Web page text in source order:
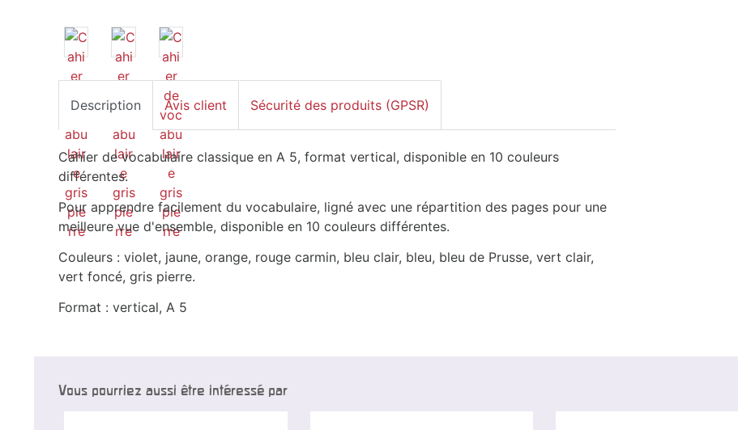
Description Avis client Sécurité des produits (GPSR)
Cahier de vocabulaire classique en A 5, format vertical, disponible en 10 couleurs
différentes.
Pour apprendre facilement du vocabulaire, ligné avec une répartition des pages pour une
meilleure vue d'ensemble, disponible en 10 couleurs différentes.
Couleurs : violet, jaune, orange, rouge carmin, bleu clair, bleu, bleu de Prusse, vert clair,
vert foncé, gris pierre.
Format : vertical, A 5
Vous pourriez aussi être intéressé par